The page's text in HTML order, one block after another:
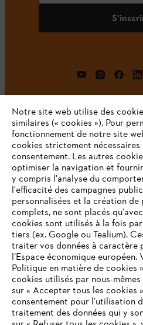
L'Entreprise
STIHL FAQ
Contact
VOTRE
Notre site web utilise des
similaires (« cookies »). Pour
fonctionnement de notre site
cookies strictement nécessaires
consentement. Les autres
optimiser la navigation et
y compris l'analyse du
l'efficacité des campagnes
personnalisées et la création
complets, ne sont placés
cookies sont utilisés à la fois
tiers (ex. Google ou Tealium).
traiter vos données à caractère
l’Espace économique européen.
Politique en matière de cookies
cookies utilisés par nous-
sur « Accepter tous les cookies
consentement pour l’utilisation
traitement des données qui y